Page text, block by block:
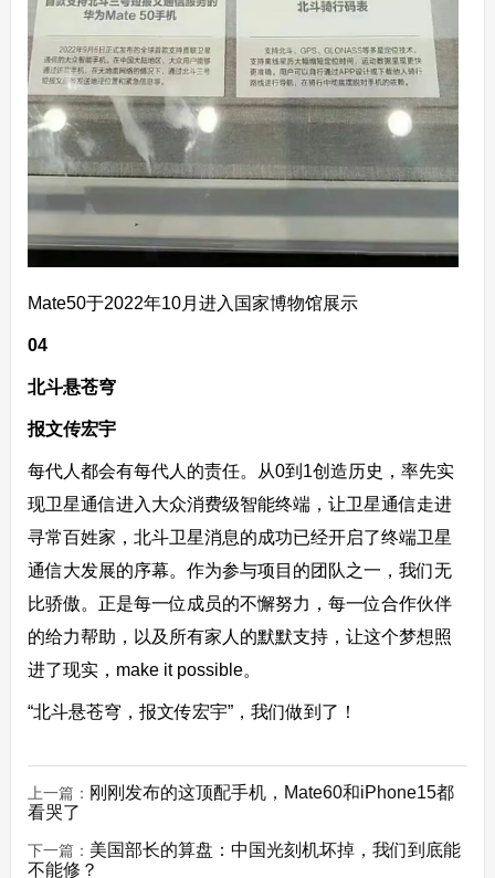
Mate50于2022年10月进入国家博物馆展示
04
北斗悬苍穹
报文传宏宇
每代人都会有每代人的责任。从0到1创造历史，率先实
现卫星通信进入大众消费级智能终端，让卫星通信走进
寻常百姓家，北斗卫星消息的成功已经开启了终端卫星
通信大发展的序幕。作为参与项目的团队之一，我们无
比骄傲。正是每一位成员的不懈努力，每一位合作伙伴
的给力帮助，以及所有家人的默默支持，让这个梦想照
进了现实，make it possible。
“北斗悬苍穹，报文传宏宇”，我们做到了！
上一篇： 刚刚发布的这顶配手机，Mate60和iPhone15都
看哭了
下一篇： 美国部长的算盘：中国光刻机坏掉，我们到底能
不能修？